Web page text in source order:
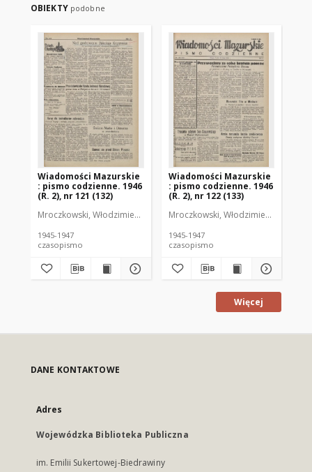
OBIEKTY podobne
Wiadomości Mazurskie
: pismo codzienne. 1946
(R. 2), nr 121 (132)
Mroczkowski, Włodzimierz (1902-1971). Redaktor
1945-1947
czasopismo
Wiadomości Mazurskie
: pismo codzienne. 1946
(R. 2), nr 122 (133)
Mroczkowski, Włodzimierz (1902-
1945-1947
czasopismo
Więcej
DANE KONTAKTOWE
Adres
Wojewódzka Biblioteka Publiczna
im. Emilii Sukertowej-Biedrawiny